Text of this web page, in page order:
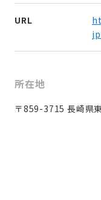
URL
所在地
〒859-3715 長崎県